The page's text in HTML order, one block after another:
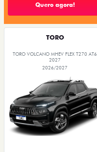
Quero agora!
TORO
TORO VOLCANO MHEV FLEX T270 AT6
2027
2026/2027